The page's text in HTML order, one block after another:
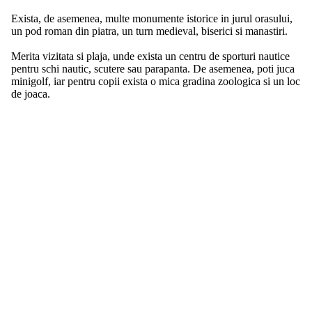
Exista, de asemenea, multe monumente istorice in jurul orasului,
un pod roman din piatra, un turn medieval, biserici si manastiri.
Merita vizitata si plaja, unde exista un centru de sporturi nautice
pentru schi nautic, scutere sau parapanta. De asemenea, poti juca
minigolf, iar pentru copii exista o mica gradina zoologica si un loc
de joaca.